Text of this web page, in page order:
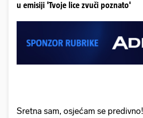
u emisiji 'Tvoje lice zvuči poznato'
Sretna sam, osjećam se